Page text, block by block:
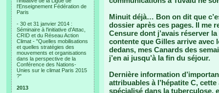
l'Enseignement Fédération de
Paris
- 30 et 31 janvier 2014 :
Séminaire à l'initiative d'Attac,
CRID et du Réseau Action
Climat - "Quelles mobilisations
et quelles stratégies des
mouvements et organisations
dans la perspective de la
Conférence des Nations-
Unies sur le climat Paris 2015
?"
2013
Minuit déjà… Bon on dit que
dossier après ces pages. Il me
Censure dont j’avais réserver
contente que Gilles arrive avec
dedans, mes Canards des
j’en ai jusqu’à la fin du séjour.
Dernière information
attribuables à l’hépatite C,
spécialisé dans la tuberculose,